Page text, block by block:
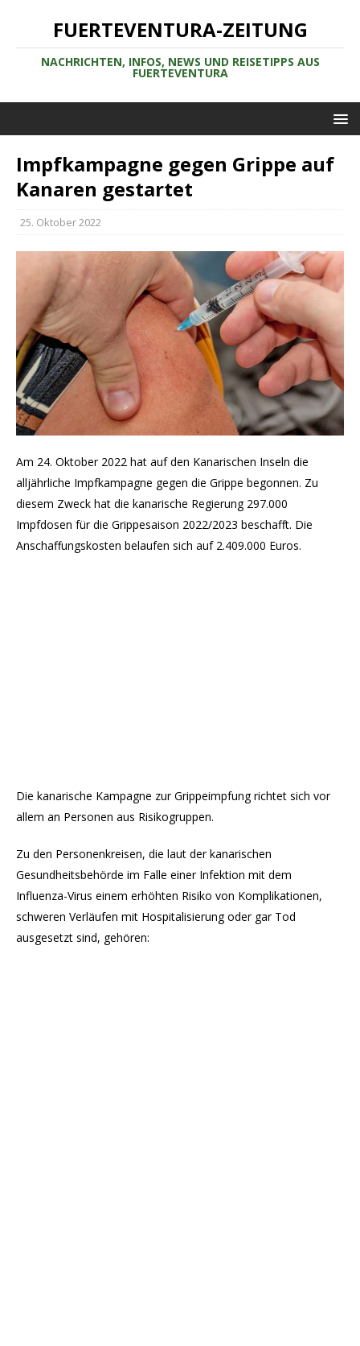
FUERTEVENTURA-ZEITUNG
NACHRICHTEN, INFOS, NEWS UND REISETIPPS AUS
FUERTEVENTURA
Impfkampagne gegen Grippe auf
Kanaren gestartet
25. Oktober 2022
Am 24. Oktober 2022 hat auf den Kanarischen Inseln die
alljährliche Impfkampagne gegen die Grippe begonnen. Zu
diesem Zweck hat die kanarische Regierung 297.000
Impfdosen für die Grippesaison 2022/2023 beschafft. Die
Anschaffungskosten belaufen sich auf 2.409.000 Euros.
Die kanarische Kampagne zur Grippeimpfung richtet sich vor
allem an Personen aus Risikogruppen.
Zu den Personenkreisen, die laut der kanarischen
Gesundheitsbehörde im Falle einer Infektion mit dem
Influenza-Virus einem erhöhten Risiko von Komplikationen,
schweren Verläufen mit Hospitalisierung oder gar Tod
ausgesetzt sind, gehören: